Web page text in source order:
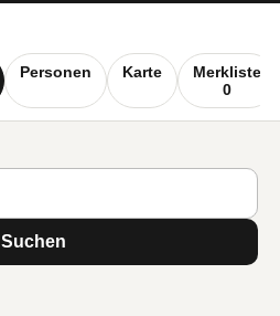
Personen Karte
Merkliste
0
Suchen